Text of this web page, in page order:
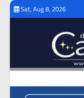
Skip
Sat, Aug 8, 2026